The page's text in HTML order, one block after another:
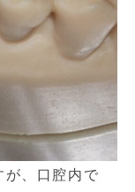
が、口腔内で